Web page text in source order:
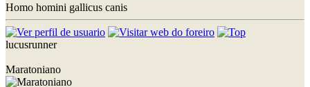
Homo homini gallicus canis
lucusrunner
Maratoniano